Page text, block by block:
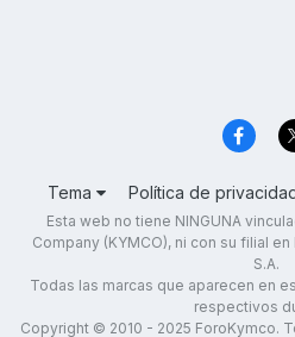
Tema Política de
Esta web no tiene NINGUNA
Company (KYMCO), ni con su filial
S.A.
Todas las marcas que aparecen en
respectivos
Copyright © 2010 - 2025 ForoKymco.